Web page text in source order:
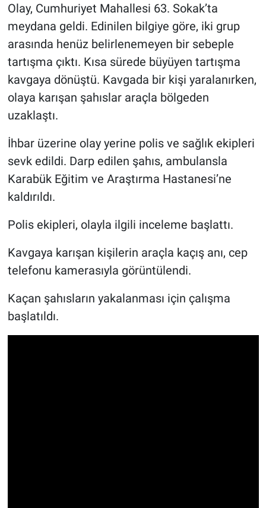
Olay, Cumhuriyet Mahallesi 63. Sokak’ta
meydana geldi. Edinilen bilgiye göre, iki grup
arasında henüz belirlenemeyen bir sebeple
tartışma çıktı. Kısa sürede büyüyen tartışma
kavgaya dönüştü. Kavgada bir kişi yaralanırken,
olaya karışan şahıslar araçla bölgeden
uzaklaştı.
İhbar üzerine olay yerine polis ve sağlık ekipleri
sevk edildi. Darp edilen şahıs, ambulansla
Karabük Eğitim ve Araştırma Hastanesi’ne
kaldırıldı.
Polis ekipleri, olayla ilgili inceleme başlattı.
Kavgaya karışan kişilerin araçla kaçış anı, cep
telefonu kamerasıyla görüntülendi.
Kaçan şahısların yakalanması için çalışma
başlatıldı.